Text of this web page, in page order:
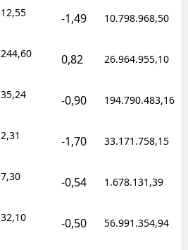
12,55 -1,49 10.798.968,50
244,60 0,82 26.964.955,10
35,24 -0,90 194.790.483,16
2,31 -1,70 33.171.758,15
7,30 -0,54 1.678.131,39
32,10 -0,50 56.991.354,94